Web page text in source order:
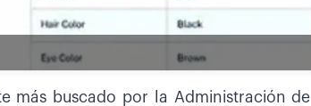
más buscado por la Administración de